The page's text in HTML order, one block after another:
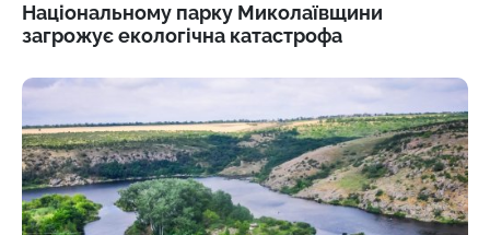
Національному парку Миколаївщини
загрожує екологічна катастрофа